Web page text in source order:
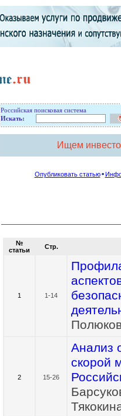
Российская поисковая система
Искать:
Ищем
Опубликовать статью
№
cтатьи
Стр.
1 1-14
2 15-26
Анализ
скорой